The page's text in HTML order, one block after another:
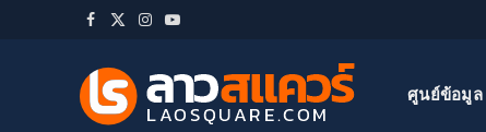
Facebook
X
Instagram
YouTube
ศูนย์ข้อมูล